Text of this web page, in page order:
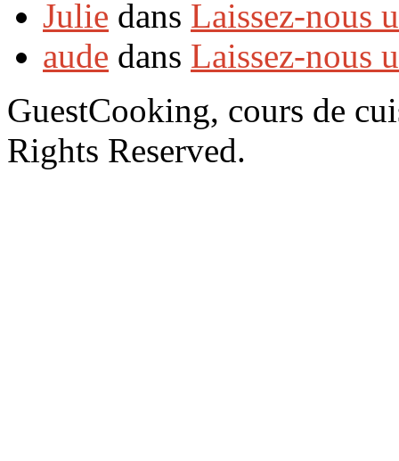
Julie dans Laissez-nous
aude dans Laissez-nous
GuestCooking, cours de
Rights Reserved.